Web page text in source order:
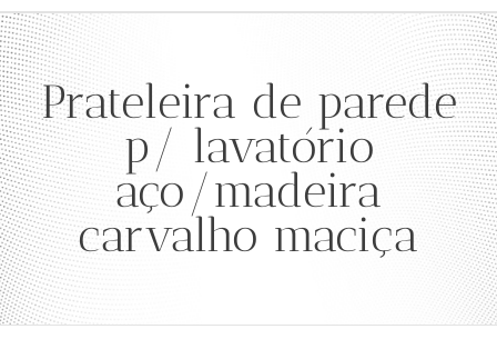
Prateleira de parede
p/ lavatório
aço/madeira
carvalho maciça